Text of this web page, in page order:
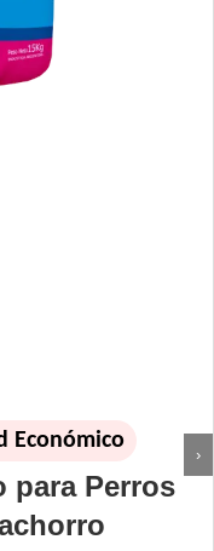
›
Económico
para Perros